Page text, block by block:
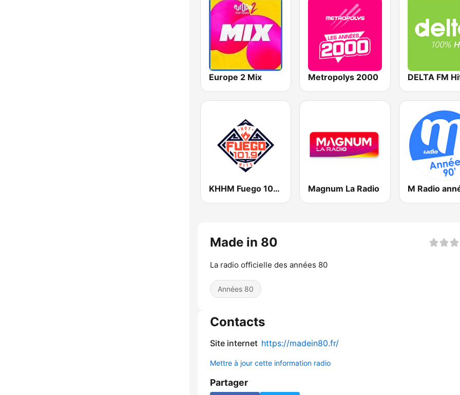
Europe 2 Mix Metropolys 2000 DELTA FM
KHHM Fuego 101.9 Magnum La Radio
Made in 80
La radio officielle des années 80
Années 80
Contacts
Site internet https://madein80.fr/
Mettre à jour cette information radio
Partager